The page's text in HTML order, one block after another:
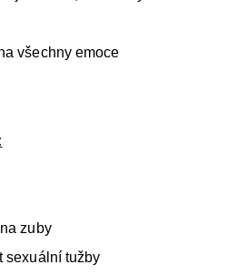
všechny emoce
zuby
sexuální tužby